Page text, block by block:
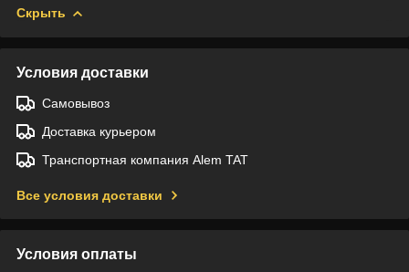
Скрыть
Условия доставки
Самовывоз
Доставка курьером
Транспортная компания Alem TAT
Все условия доставки
Условия оплаты